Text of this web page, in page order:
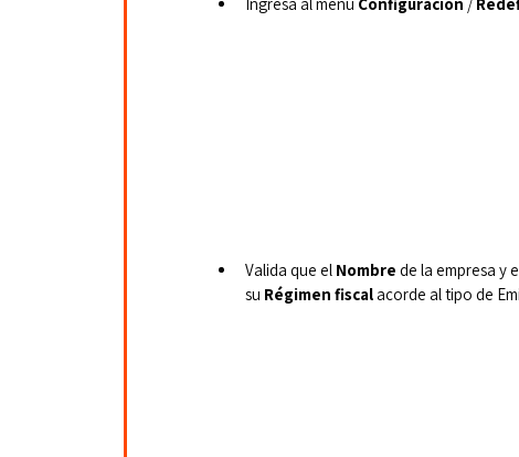
Valida que el Nombre de la empresa y
su Régimen fiscal acorde al tipo de